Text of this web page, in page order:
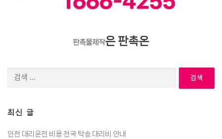
판촉물제작은 판촉온
최신 글
인천 대리운전 비용 전국 탁송 대리비 안내